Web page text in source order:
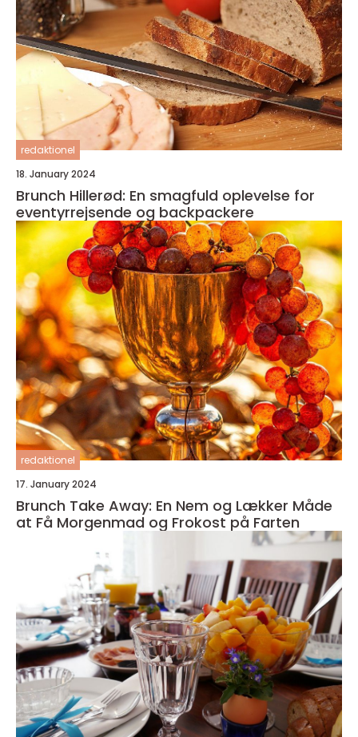
redaktionel
18. January 2024
Brunch Hillerød: En smagfuld oplevelse for
eventyrrejsende og backpackere
redaktionel
17. January 2024
Brunch Take Away: En Nem og Lækker Måde
at Få Morgenmad og Frokost på Farten